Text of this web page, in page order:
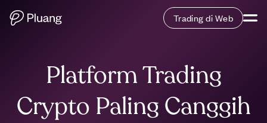
Trading di Web
Platform Trading
Crypto Paling Canggih